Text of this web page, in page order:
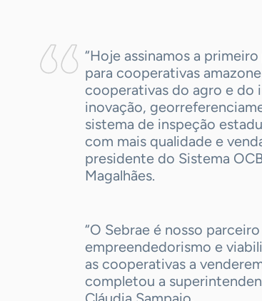
“Hoje assinamos a
para cooperativas
cooperativas do agro e do
inovação,
sistema de inspeção
com mais qualidade e
presidente do Sistema
Magalhães.
“O Sebrae é nosso
empreendedorismo e
as cooperativas a
completou a